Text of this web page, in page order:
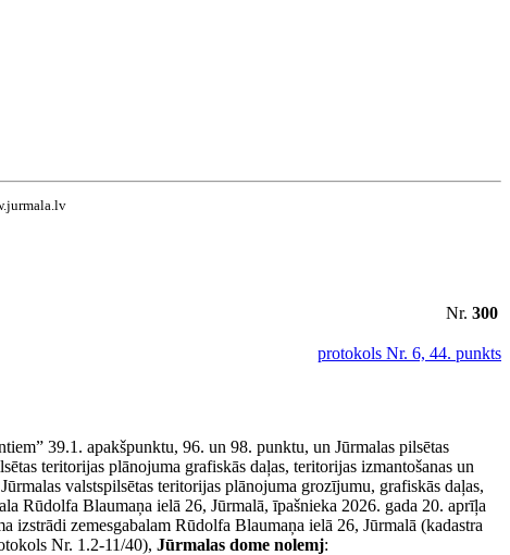
Nr. 300
protokols Nr. 6, 44. punkts
39.1. apakšpunktu, 96. un 98. punktu, un Jūrmalas pilsētas
teritorijas plānojuma grafiskās daļas, teritorijas izmantošanas un
valstspilsētas teritorijas plānojuma grozījumu, grafiskās daļas,
Rūdolfa Blaumaņa ielā 26, Jūrmalā, īpašnieka 2026. gada 20. aprīļa
zemesgabalam Rūdolfa Blaumaņa ielā 26, Jūrmalā (kadastra
Nr. 1.2-11/40), Jūrmalas dome nolemj: